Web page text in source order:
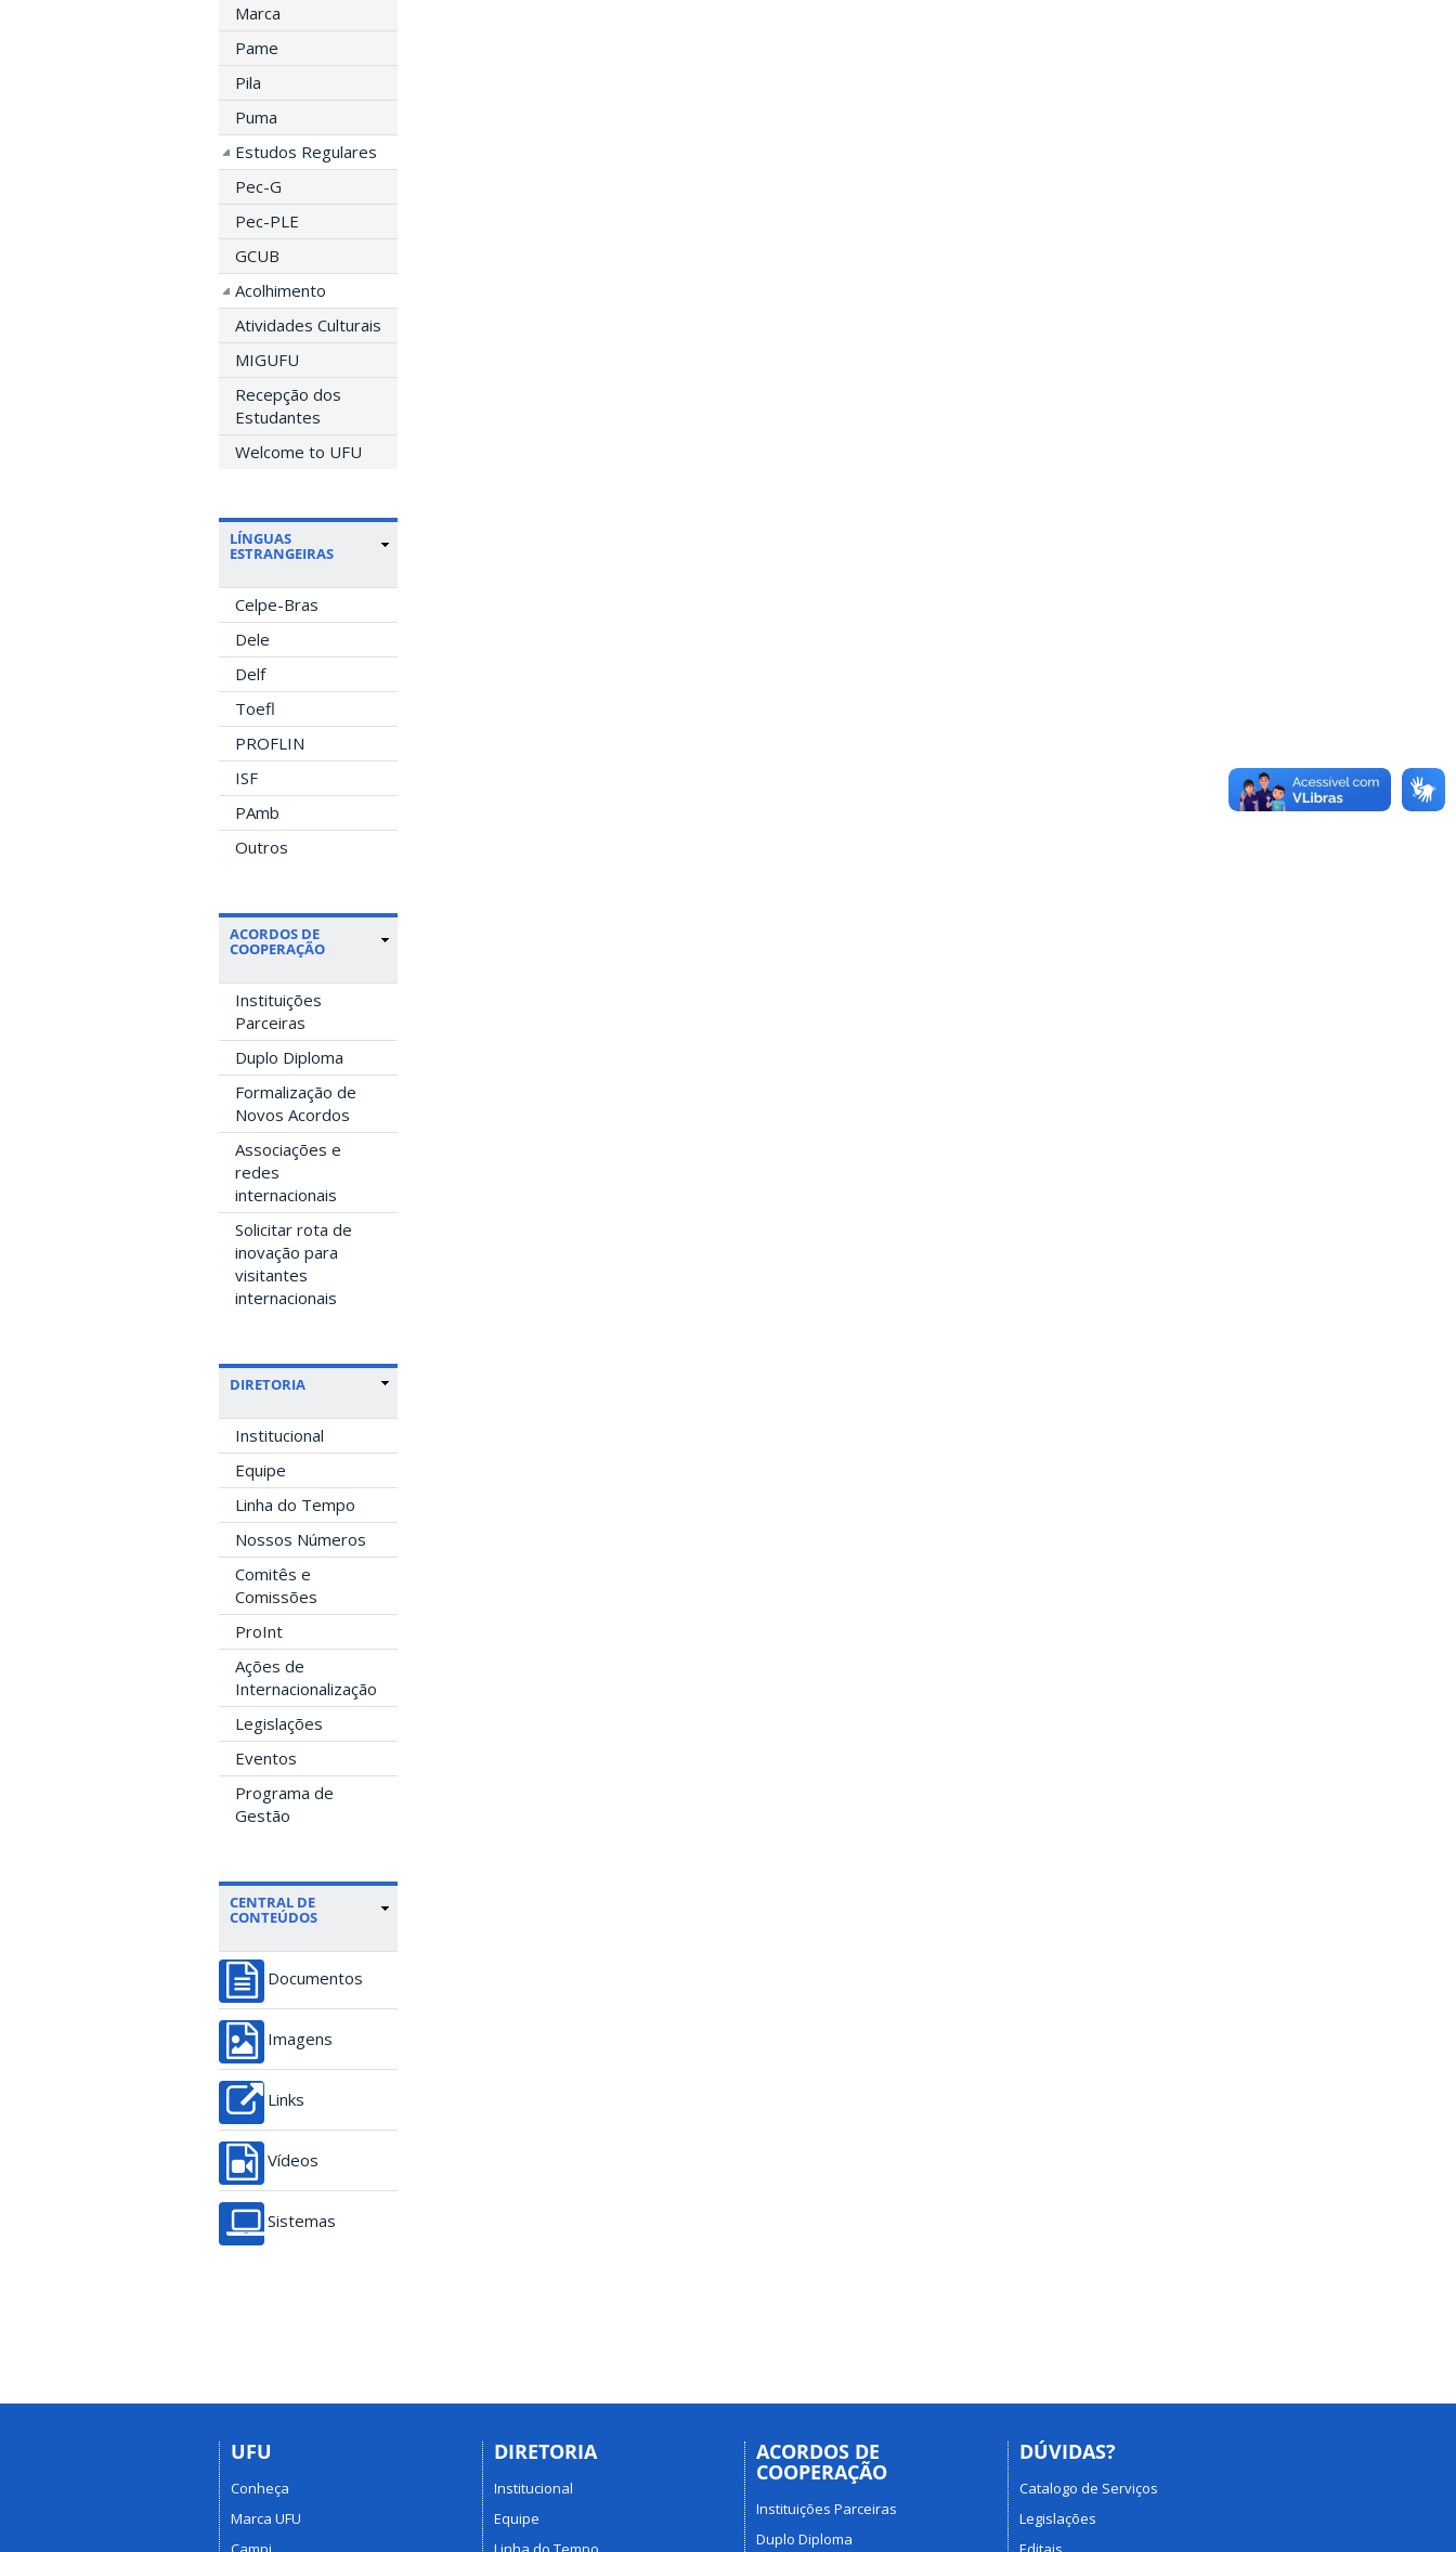
Marca
Pame
Pila
Puma
Estudos Regulares
Pec-G
Pec-PLE
GCUB
Acolhimento
Atividades Culturais
MIGUFU
Recepção dos
Estudantes
Welcome to UFU
LÍNGUAS
ESTRANGEIRAS
Celpe-Bras
Dele
Delf
Toefl
PROFLIN
ISF
PAmb
Outros
ACORDOS DE
COOPERAÇÃO
Instituições
Parceiras
Duplo Diploma
Formalização de
Novos Acordos
Associações e
redes
internacionais
Solicitar rota de
inovação para
visitantes
internacionais
DIRETORIA
Institucional
Equipe
Linha do Tempo
Nossos Números
Comitês e
Comissões
ProInt
Ações de
Internacionalização
Legislações
Eventos
Programa de
Gestão
CENTRAL DE
CONTEÚDOS
Documentos
Imagens
Links
Vídeos
Sistemas
UFU
Conheça
Marca UFU
DIRETORIA
Institucional
Equipe
ACORDOS DE
COOPERAÇÃO
Instituições Parceiras
Duplo Diploma
DÚVIDAS?
Catalogo de Serviços
Legislações